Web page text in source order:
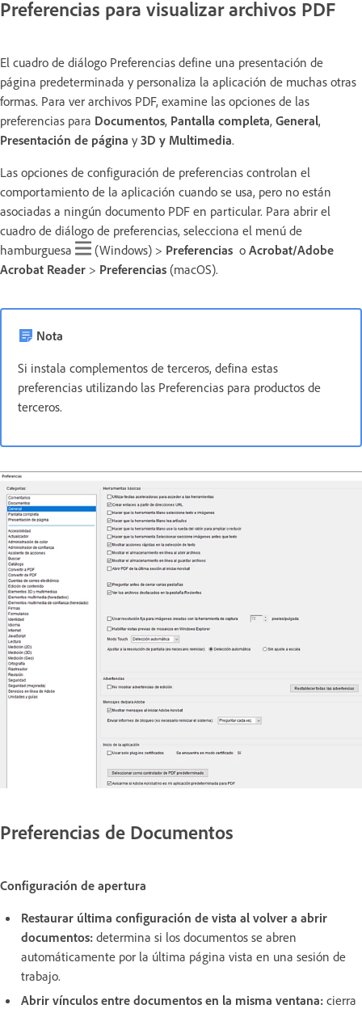
Preferencias para visualizar archivos PDF
El cuadro de diálogo Preferencias define una presentación de
página predeterminada y personaliza la aplicación de muchas otras
formas. Para ver archivos PDF, examine las opciones de las
preferencias para Documentos, Pantalla completa, General,
Presentación de página y 3D y Multimedia.
Las opciones de configuración de preferencias controlan el
comportamiento de la aplicación cuando se usa, pero no están
asociadas a ningún documento PDF en particular. Para abrir el
cuadro de diálogo de preferencias, selecciona el menú de
hamburguesa
(Windows) > Preferencias o Acrobat/Adobe
Acrobat Reader > Preferencias (macOS).
Nota
Si instala complementos de terceros, defina estas
preferencias utilizando las Preferencias para productos de
terceros.
Preferencias de Documentos
Configuración de apertura
Restaurar última configuración de vista al volver a abrir
documentos: determina si los documentos se abren
automáticamente por la última página vista en una sesión de
trabajo.
Abrir vínculos entre documentos en la misma ventana: cierra